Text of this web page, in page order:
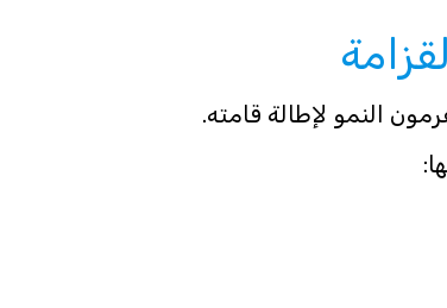
النمو لإطالة قامته.